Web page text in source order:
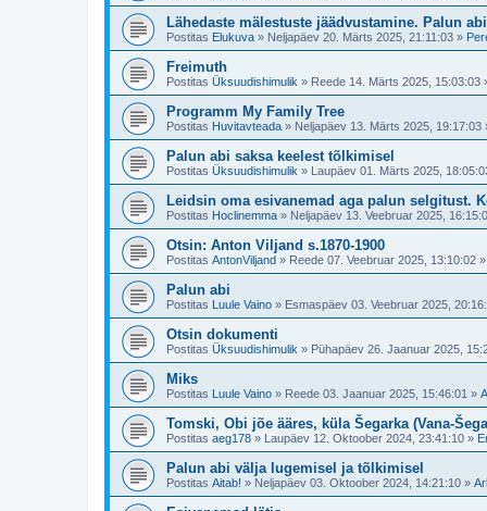
Lähedaste mälestuste jäädvustamine. Palun
Postitas Elukuva » Neljapäev 20. Märts 2025, 21:11:03 »
Freimuth
Postitas Üksuudishimulik » Reede 14. Märts 2025, 15:03:03
Programm My Family Tree
Postitas Huvitavteada » Neljapäev 13. Märts 2025, 19:17:03
Palun abi saksa keelest tõlkimisel
Postitas Üksuudishimulik » Laupäev 01. Märts 2025,
Leidsin oma esivanemad aga palun selgitust.
Postitas Hoclinemma » Neljapäev 13. Veebruar 2025,
Otsin: Anton Viljand s.1870-1900
Postitas AntonViljand » Reede 07. Veebruar 2025, 13:10:02 »
Palun abi
Postitas Luule Vaino » Esmaspäev 03. Veebruar 2025,
Otsin dokumenti
Postitas Üksuudishimulik » Pühapäev 26. Jaanuar 2025,
Miks
Postitas Luule Vaino » Reede 03. Jaanuar 2025, 15:46:01 »
Tomski, Obi jõe ääres, küla Šegarka (Vana-
Postitas aeg178 » Laupäev 12. Oktoober 2024, 23:41:10 »
Palun abi välja lugemisel ja tõlkimisel
Postitas Aitab! » Neljapäev 03. Oktoober 2024, 14:21:10 »